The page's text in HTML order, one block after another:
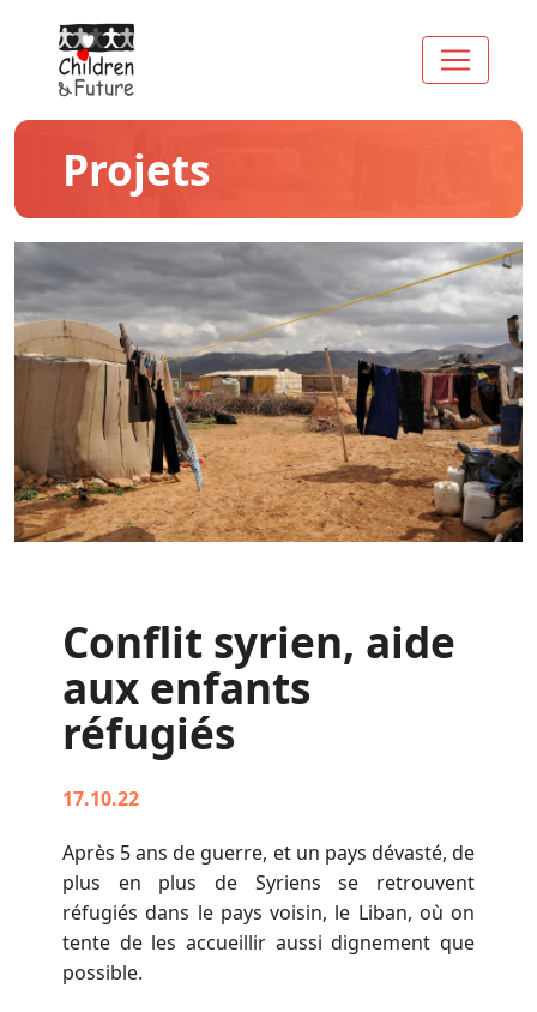
Projets
Conflit syrien, aide
aux enfants
réfugiés
17.10.22
Après 5 ans de guerre, et un pays dévasté, de
plus en plus de Syriens se retrouvent
réfugiés dans le pays voisin, le Liban, où on
tente de les accueillir aussi dignement que
possible.